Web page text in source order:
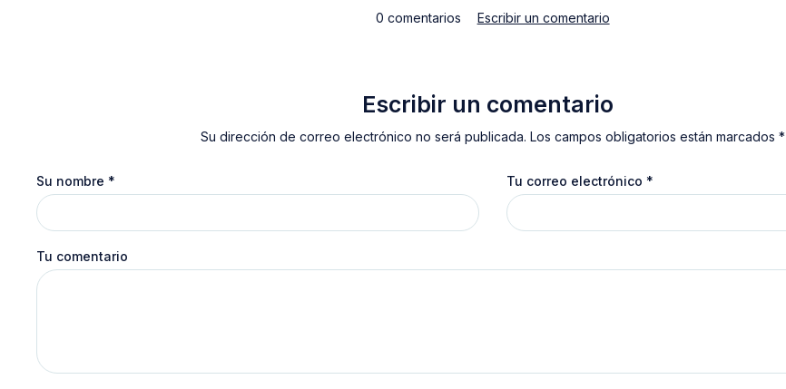
0 comentarios Escribir un comentario
Escribir un comentario
Su dirección de correo electrónico no será publicada. Los campos obligatorios están marcados *
Su nombre * Tu correo electrónico *
Tu comentario